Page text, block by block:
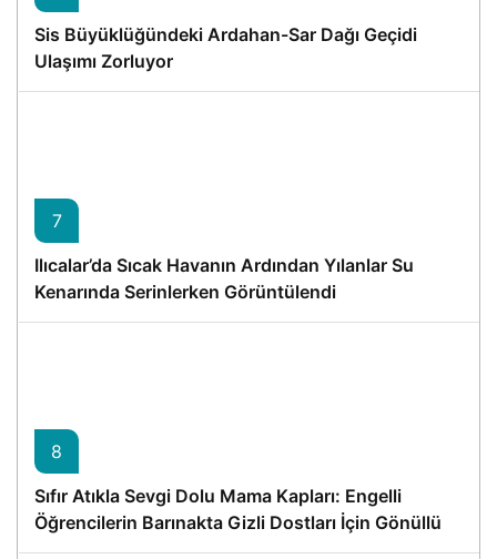
Sis Büyüklüğündeki Ardahan-Sar Dağı Geçidi
Ulaşımı Zorluyor
7
Ilıcalar’da Sıcak Havanın Ardından Yılanlar Su
Kenarında Serinlerken Görüntülendi
8
Sıfır Atıkla Sevgi Dolu Mama Kapları: Engelli
Öğrencilerin Barınakta Gizli Dostları İçin Gönüllü
Proje